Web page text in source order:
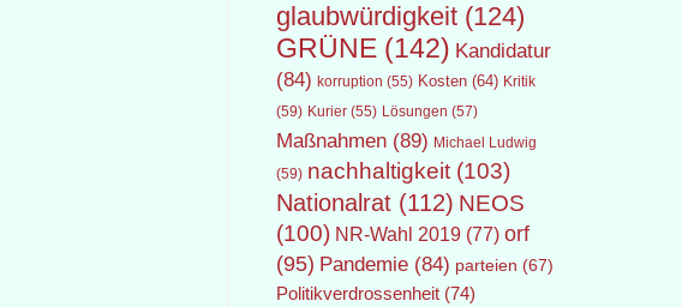
glaubwürdigkeit(124)
GRÜNE(142) Kandidatur
(84) korruption (55) Kosten(64) Kritik
(59) Kurier(55) Lösungen (57)
Maßnahmen(89) Michael Ludwig
(59) nachhaltigkeit(103)
Nationalrat(112) NEOS
(100) NR-Wahl 2019(77) orf
(95) Pandemie(84) parteien (67)
Politikverdrossenheit(74)